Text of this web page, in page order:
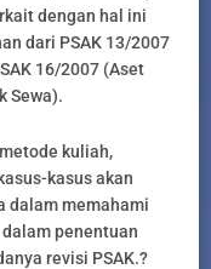
dengan hal ini
dari PSAK 13/2007
16/2007 (Aset
Sewa).
kuliah,
kasus akan
dalam memahami
penentuan
revisi PSAK.?